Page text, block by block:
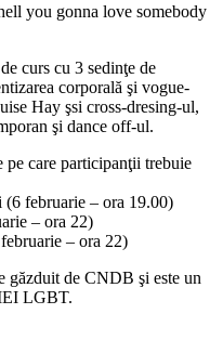
you gonna love somebody
curs cu 3 sedinţe de
corporală şi vogue-
Hay şsi cross-dresing-ul,
şi dance off-ul.
pe care participanţii trebuie
(6 februarie – ora 19.00)
– ora 22)
– ora 22)
găzduit de CNDB şi este un
LGBT.